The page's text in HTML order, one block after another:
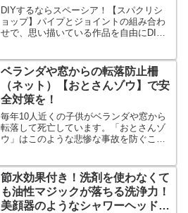
シア組み立てパイプシステム
DIYするならスペーシア！【スパクリシ
ョップ】パイプとジョイントの組み合わ
せで、思い描いている作品を自由にDIY
した人や物にやさしく、防錆効果、耐候
性、耐久性に優れたパイプです。カラー
や機能も多数ラインナップ！
ベランダや窓からの転落防止柵
（ネット）【おとさんゾウ】で安
全対策を！
毎年10人近くの子供がベランダや窓から
転落して死亡しています。「おとさんゾ
ウ」はこのような悲惨な事故を防ぐこと
品は存在しませんでした。「おとさんゾ
ウ」は購入者が自分で取り付けることが
できる画期的な商品です。
節水効果付き！洗剤を使わなくて
も油性マジックが落ちる洗浄力！
美顔器のようなシャワーヘッド